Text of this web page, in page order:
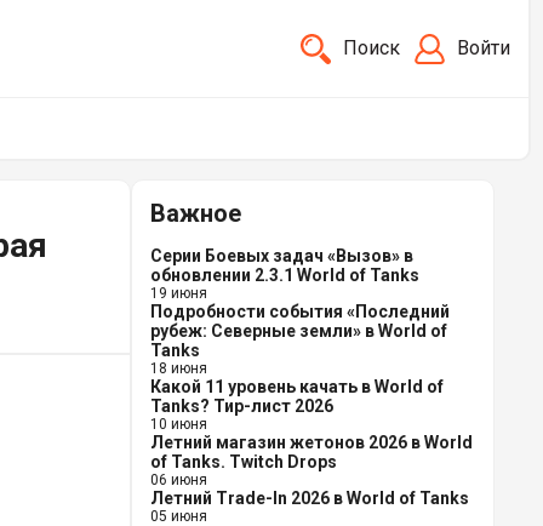
Поиск Войти
Важное
Серии Боевых задач «Вызов» в
обновлении 2.3.1 World of Tanks
19 июня
Подробности события «Последний
рубеж: Северные земли» в World of
Tanks
18 июня
Какой 11 уровень качать в World of
Tanks? Тир-лист 2026
10 июня
Летний магазин жетонов 2026 в World
of Tanks. Twitch Drops
06 июня
Летний Trade-In 2026 в World of Tanks
05 июня